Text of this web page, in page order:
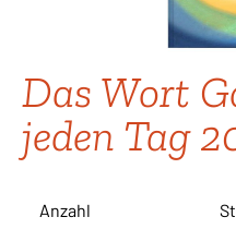
Das Wort
jeden Tag
Anzahl